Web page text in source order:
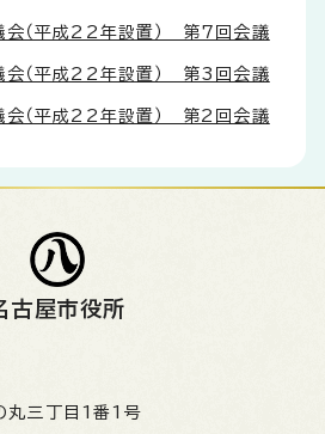
会（平成22年設置） 第7回会議
会（平成22年設置） 第3回会議
会（平成22年設置） 第2回会議
古屋市役所
丸三丁目1番1号